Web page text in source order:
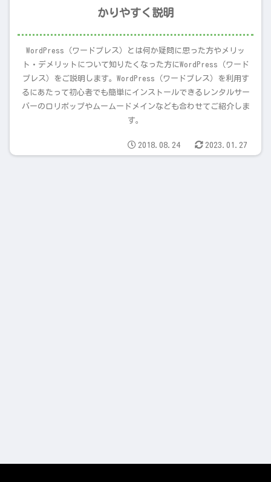
かりやすく説明
WordPress（ワードプレス）とは何か疑問に思った方やメリッ
ト・デメリットについて知りたくなった方にWordPress（ワード
プレス）をご説明します。WordPress（ワードプレス）を利用す
るにあたって初心者でも簡単にインストールできるレンタルサー
バーのロリポップやムームードメインなども合わせてご紹介しま
す。
2018.08.24 2023.01.27